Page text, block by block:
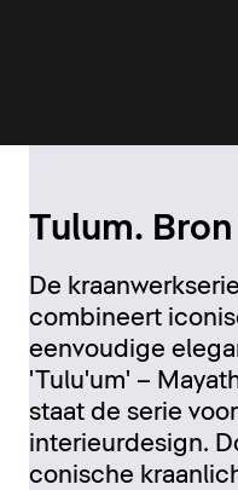
Tulum.
De
combineert
eenvoudige
'Tulu'um' –
staat de serie
interieurdesign.
conische